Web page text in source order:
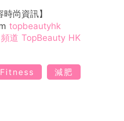
尚資訊】
topbeautyhk
道 TopBeauty HK
減肥